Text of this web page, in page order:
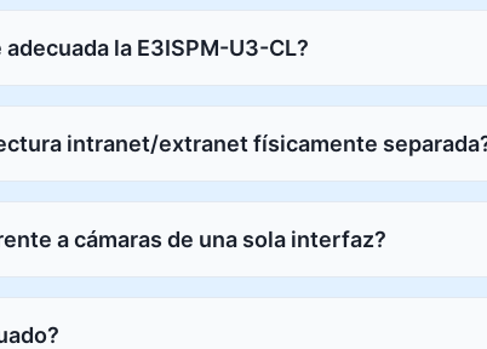
la E3ISPM-U3-CL?
intranet/extranet físicamente
a cámaras de una sola interfaz?